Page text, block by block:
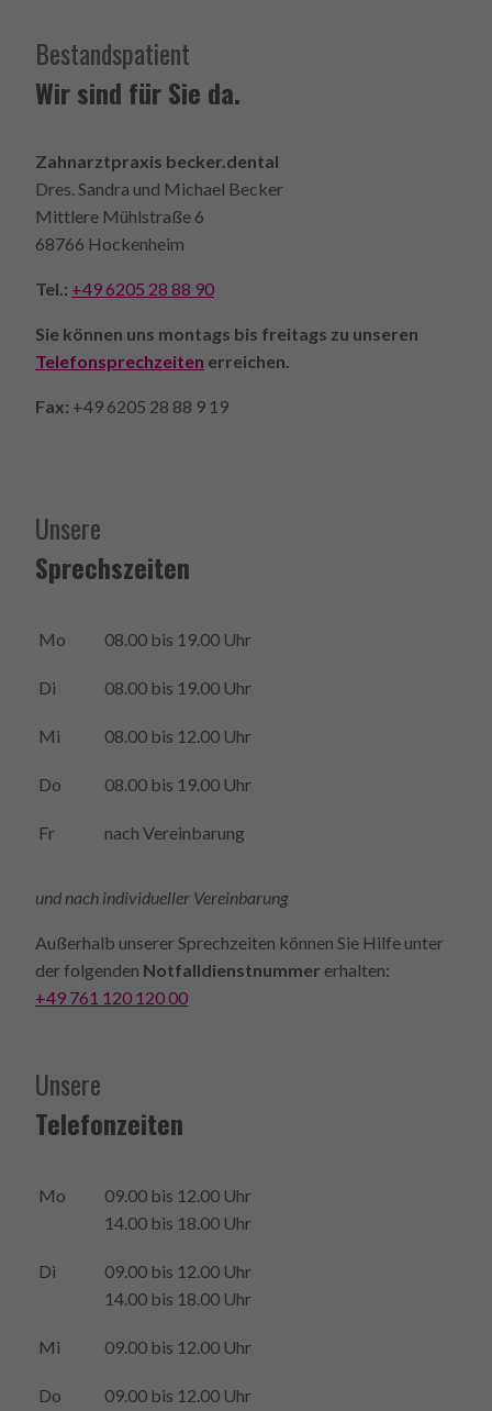
Bestandspatient
Wir sind für Sie da.
Zahnarztpraxis becker.dental
Dres. Sandra und Michael Becker
Mittlere Mühlstraße 6
68766 Hockenheim
Tel.: +49 6205 28 88 90
Sie können uns montags bis freitags zu unseren
Telefonsprechzeiten erreichen.
Fax: +49 6205 28 88 9 19
Unsere
Sprechszeiten
Mo 08.00 bis 19.00 Uhr
Di 08.00 bis 19.00 Uhr
Mi 08.00 bis 12.00 Uhr
Do 08.00 bis 19.00 Uhr
Fr nach Vereinbarung
und nach individueller Vereinbarung
Außerhalb unserer Sprech­zeiten können Sie Hilfe unter
der folgenden Notfall­dienstnummer erhalten:
+49 761 120 120 00
Unsere
Telefonzeiten
Mo
09.00 bis 12.00 Uhr
14.00 bis 18.00 Uhr
Di
09.00 bis 12.00 Uhr
14.00 bis 18.00 Uhr
Mi 09.00 bis 12.00 Uhr
Do
09.00 bis 12.00 Uhr